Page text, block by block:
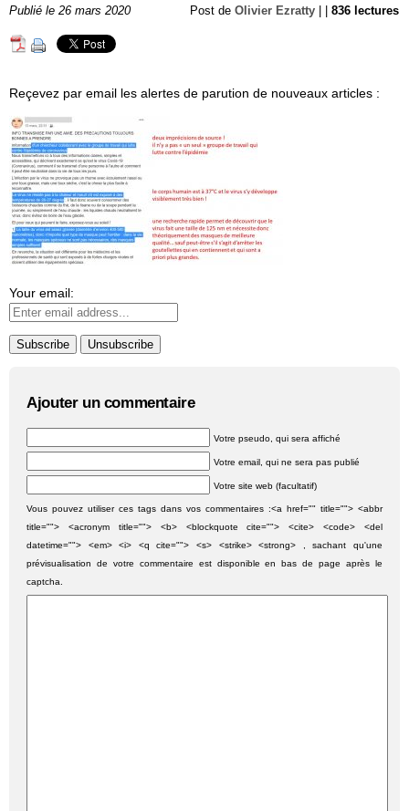
Publié le 26 mars 2020 Post de Olivier Ezratty 836 lectures
Reçevez par email les alertes de parution de nouveaux articles :
Your email:
Ajouter un commentaire
Votre pseudo, qui sera affiché
Votre email, qui ne sera pas publié
Votre site web (facultatif)
Vous pouvez utiliser ces tags dans vos commentaires :<a href="" title=""> <abbr
title=""> <acronym title=""> <b> <blockquote cite=""> <cite> <code> <del
datetime=""> <em> <i> <q cite=""> <s> <strike> <strong> , sachant qu'une
prévisualisation de votre commentaire est disponible en bas de page après le
captcha.